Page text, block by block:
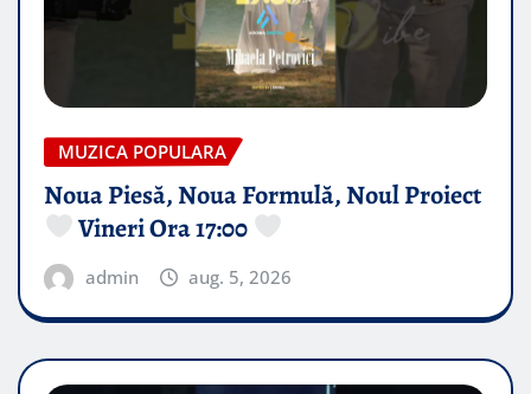
MUZICA POPULARA
Noua Piesă, Noua Formulă, Noul Proiect
Vineri Ora 17:00
admin aug. 5, 2026